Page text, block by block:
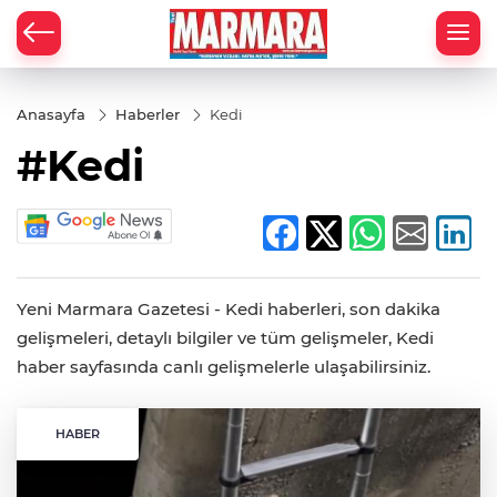
Anasayfa Haberler Kedi
#Kedi
Yeni Marmara Gazetesi - Kedi haberleri, son dakika
gelişmeleri, detaylı bilgiler ve tüm gelişmeler, Kedi
haber sayfasında canlı gelişmelerle ulaşabilirsiniz.
HABER